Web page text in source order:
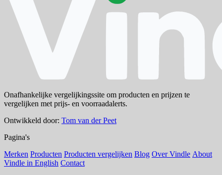
Onafhankelijke vergelijkingssite om producten en prijzen te
vergelijken met prijs- en voorraadalerts.
Ontwikkeld door: Tom van der Peet
Pagina's
Merken Producten Producten vergelijken Blog Over Vindle About
Vindle in English Contact